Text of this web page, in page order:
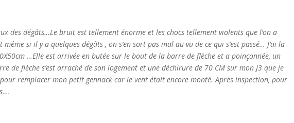
des dégâts…Le bruit est tellement énorme et les chocs tellement violents que l’on a
si il y a quelques dégâts , on s’en sort pas mal au vu de ce qui s’est passé… J’ai la
…Elle est arrivée en butée sur le bout de la barre de flèche et a poinçonnée, un
de flèche s’est arraché de son logement et une déchirure de 70 CM sur mon J3 que je
remplacer mon petit gennack car le vent était encore monté. Après inspection, pour